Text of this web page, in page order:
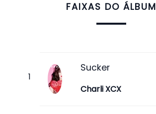
FAIXAS DO ÁLBUM
Sucker
Charli XCX